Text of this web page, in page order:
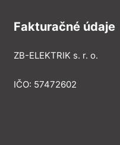
Fakturačné údaje
ZB-ELEKTRIK s. r. o.
IČO: 57472602